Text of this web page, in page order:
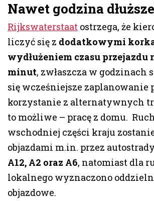
Nawet godzina
Rijkswaterstaat ostrzega, że
liczyć się z dodatkowymi
wydłużeniem czasu przejazdu
minut, zwłaszcza w godzinach
się wcześniejsze zaplanowanie
korzystanie z alternatywnych
to możliwe – pracę z domu.
wschodniej części kraju
objazdami m.in. przez autostrady
A12, A2 oraz A6, natomiast dla
lokalnego wyznaczono
objazdowe.